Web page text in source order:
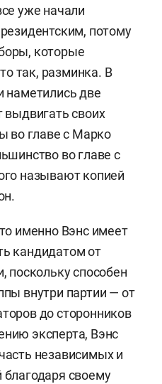
уже начали
потому
которые
так, разминка. В
наметились две
выдвигать своих
во главе с Марко
во главе с
называют копией
именно Вэнс имеет
кандидатом от
поскольку способен
внутри партии — от
до сторонников
эксперта, Вэнс
независимых и
своему